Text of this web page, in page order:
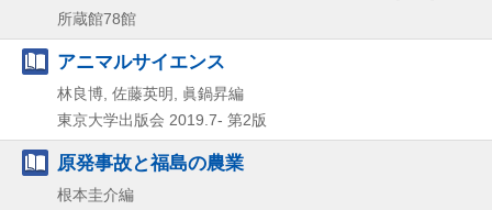
所蔵館78館
アニマルサイエンス
林良博, 佐藤英明, 眞鍋昇編
東京大学出版会 2019.7- 第2版
原発事故と福島の農業
根本圭介編